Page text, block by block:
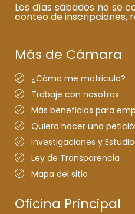
Los días sábados no se
conteo de inscripciones,
Más de Cámara
¿Cómo me matriculo?
Trabaje con nosotros
Más beneficios para
Quiero hacer una
Investigaciones y
Ley de Transparencia
Mapa del sitio
Oficina Principal